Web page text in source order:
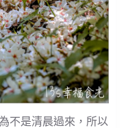
不是清晨過來，所以